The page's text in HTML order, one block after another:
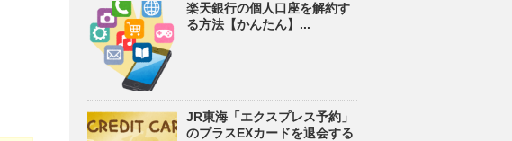
楽天銀行の個人口座を解約す
る方法【かんたん】...
JR東海「エクスプレス予約」
のプラスEXカードを退会する